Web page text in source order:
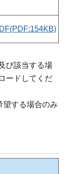
び該当する場
ードしてくだ
望する場合のみ